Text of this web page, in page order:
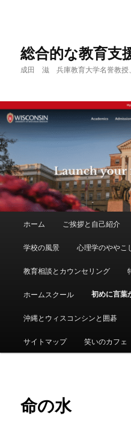
へ
移
動
総合的な教育支
成田 滋 兵庫教育大学名誉教授
ホーム ご挨拶と自己紹介
学校の風景 心理学のややこ
教育相談とカウンセリング
ホームスクール 初めに言葉
沖縄とウィスコンシンと囲碁
サイトマップ 笑いのカフェ
命の水